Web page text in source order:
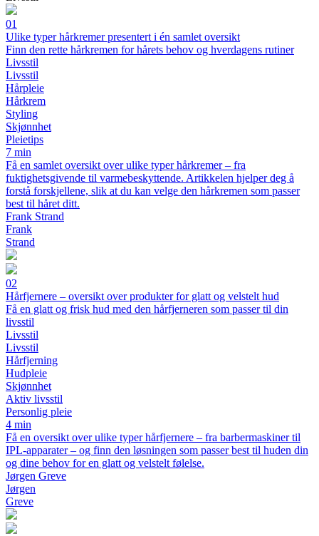
01
Ulike typer hårkremer presentert i én samlet oversikt
Finn den rette hårkremen for hårets behov og hverdagens rutiner
Livsstil
Livsstil
Hårpleie
Hårkrem
Styling
Skjønnhet
Pleietips
7 min
Få en samlet oversikt over ulike typer hårkremer – fra
fuktighetsgivende til varmebeskyttende. Artikkelen hjelper deg å
forstå forskjellene, slik at du kan velge den hårkremen som passer
best til håret ditt.
Frank Strand
Frank
Strand
02
Hårfjernere – oversikt over produkter for glatt og velstelt hud
Få en glatt og frisk hud med den hårfjerneren som passer til din
livsstil
Livsstil
Livsstil
Hårfjerning
Hudpleie
Skjønnhet
Aktiv livsstil
Personlig pleie
4 min
Få en oversikt over ulike typer hårfjernere – fra barbermaskiner til
IPL-apparater – og finn den løsningen som passer best til huden din
og dine behov for en glatt og velstelt følelse.
Jørgen Greve
Jørgen
Greve